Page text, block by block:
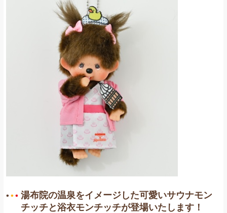
湯布院の温泉をイメージした可愛いサウナモン
チッチと浴衣モンチッチが登場いたします！